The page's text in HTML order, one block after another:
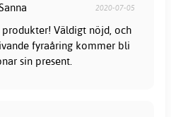
2020-07-05
Väldigt nöjd, och
fyraåring kommer bli
sin present.